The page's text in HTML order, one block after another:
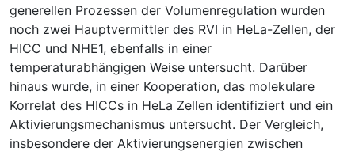
generellen Prozessen der Volumenregulation wurden
noch zwei Hauptvermittler des RVI in HeLa-Zellen, der
HICC und NHE1, ebenfalls in einer
temperaturabhängigen Weise untersucht. Darüber
hinaus wurde, in einer Kooperation, das molekulare
Korrelat des HICCs in HeLa Zellen identifiziert und ein
Aktivierungsmechanismus untersucht. Der Vergleich,
insbesondere der Aktivierungsenergien zwischen